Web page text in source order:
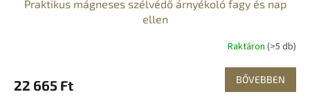
Praktikus mágneses szélvédő árnyékoló fagy és nap
ellen
Raktáron (>5 db)
22 665 Ft BŐVEBBEN